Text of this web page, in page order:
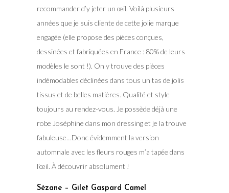
recommander d’y jeter un œil. Voilà plusieurs
années que je suis cliente de cette jolie marque
engagée (elle propose des pièces conçues,
dessinées et fabriquées en France : 80% de leurs
modèles le sont !). On y trouve des pièces
indémodables déclinées dans tous un tas de jolis
tissus et de belles matières. Qualité et style
toujours au rendez-vous. Je possède déjà une
robe Joséphine dans mon dressing et je la trouve
fabuleuse…Donc évidemment la version
automnale avec les fleurs rouges m’a tapée dans
l’œil. À découvrir absolument !
Sézane – Gilet Gaspard Camel